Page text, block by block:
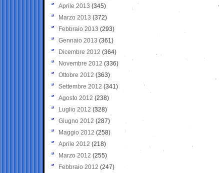
Aprile 2013 (345)
Marzo 2013 (372)
Febbraio 2013 (293)
Gennaio 2013 (361)
Dicembre 2012 (364)
Novembre 2012 (336)
Ottobre 2012 (363)
Settembre 2012 (341)
Agosto 2012 (238)
Luglio 2012 (328)
Giugno 2012 (287)
Maggio 2012 (258)
Aprile 2012 (218)
Marzo 2012 (255)
Febbraio 2012 (247)